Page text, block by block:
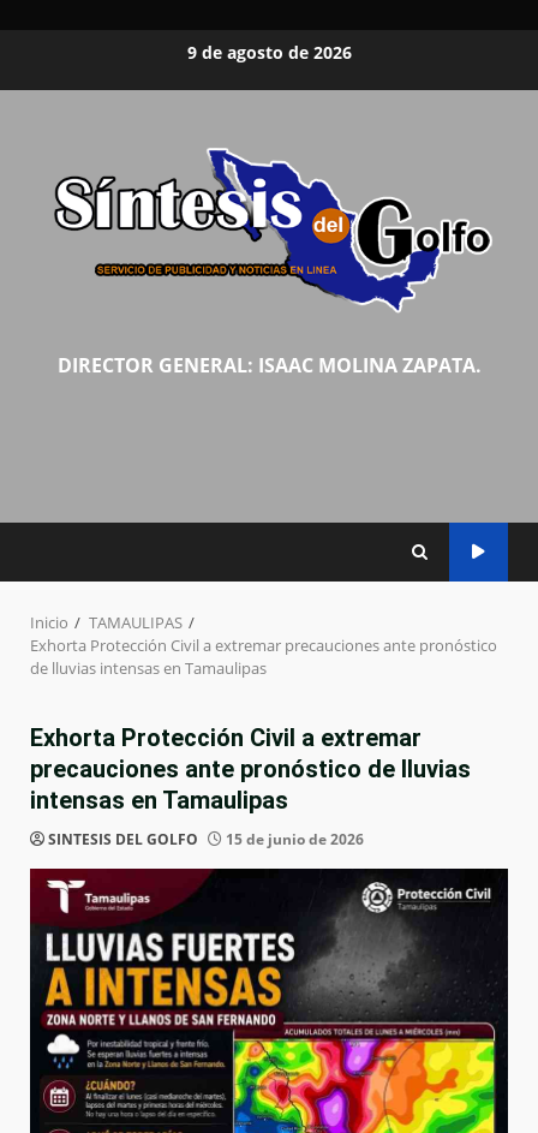
9 de agosto de 2026
DIRECTOR GENERAL: ISAAC MOLINA ZAPATA.
Inicio
TAMAULIPAS
Exhorta Protección Civil a extremar precauciones ante pronóstico
de lluvias intensas en Tamaulipas
Exhorta Protección Civil a extremar
precauciones ante pronóstico de lluvias
intensas en Tamaulipas
SINTESIS DEL GOLFO 15 de junio de 2026